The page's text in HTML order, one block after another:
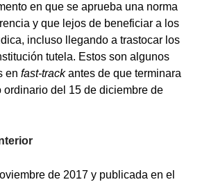
en que se aprueba una norma
y que lejos de beneficiar a los
incluso llegando a trastocar los
tutela. Estos son algunos
en fast-trackantes de que terminara
del 15 de diciembre de
de 2017 y publicada en el